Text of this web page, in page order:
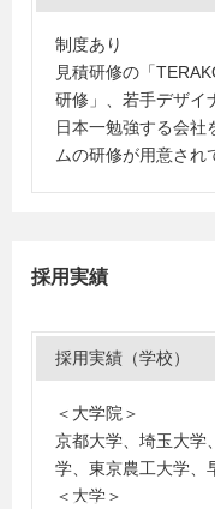
制度あり
見積研修の「
研修」、若手デザイ
日本一勉強する会社
ムの研修が用意され
採用実績
採用実績（学校）
＜大学院＞
京都大学、埼玉大学
学、東京農工大学、
＜大学＞